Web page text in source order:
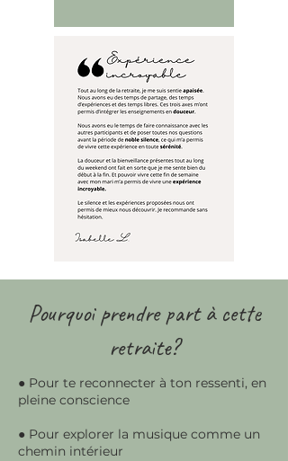
Pourquoi prendre part à cette
retraite?
● Pour te reconnecter à ton ressenti, en
pleine conscience
● Pour explorer la musique comme un
chemin intérieur